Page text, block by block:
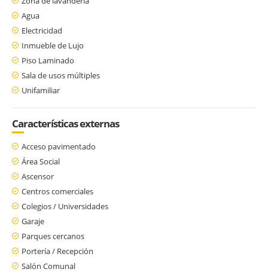
Agua
Electricidad
Inmueble de Lujo
Piso Laminado
Sala de usos múltiples
Unifamiliar
Características externas
Acceso pavimentado
Área Social
Ascensor
Centros comerciales
Colegios / Universidades
Garaje
Parques cercanos
Portería / Recepción
Salón Comunal